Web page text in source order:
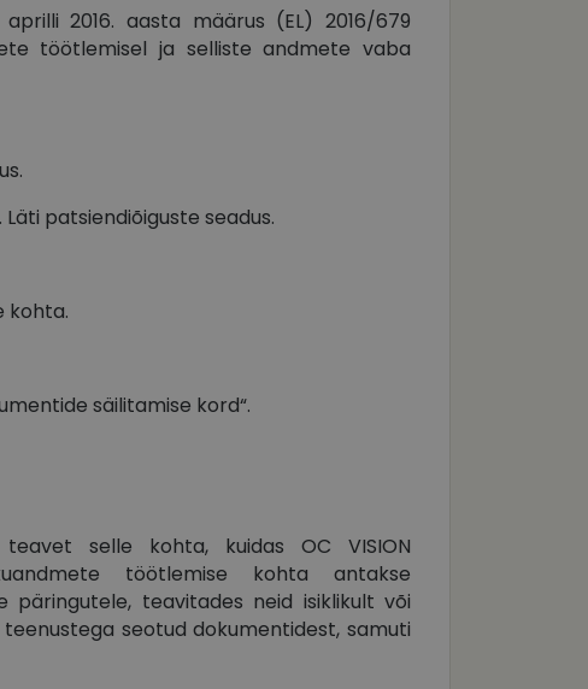
2016. aasta määrus (EL) 2016/679
töötlemisel ja selliste andmete vaba
patsiendiõiguste seadus.
kohta.
säilitamise kord“.
selle kohta, kuidas OC VISION
töötlemise kohta antakse
päringutele, teavitades neid isiklikult või
seotud dokumentidest, samuti